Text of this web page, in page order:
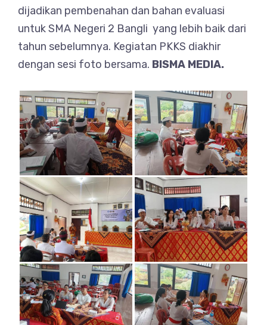
dijadikan pembenahan dan bahan evaluasi
untuk SMA Negeri 2 Bangli yang lebih baik dari
tahun sebelumnya. Kegiatan PKKS diakhir
dengan sesi foto bersama. BISMA MEDIA.